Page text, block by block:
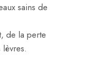
sains de
de la perte